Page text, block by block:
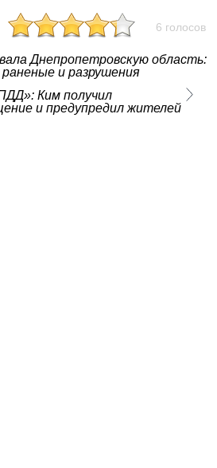
6 голосов
Днепропетровскую область:
и разрушения
Ким получил
и предупредил жителей